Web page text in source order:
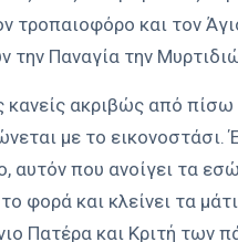
τροπαιοφόρο και τον
την Παναγία την
κανείς ακριβώς από πίσω
με το εικονοστάσι.
αυτόν που ανοίγει τα
φορά και κλείνει τα
Πατέρα και Κριτή των